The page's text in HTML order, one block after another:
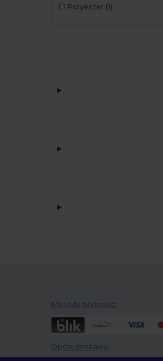
Polyester (1)
Metody płatności
Opcje dostawy